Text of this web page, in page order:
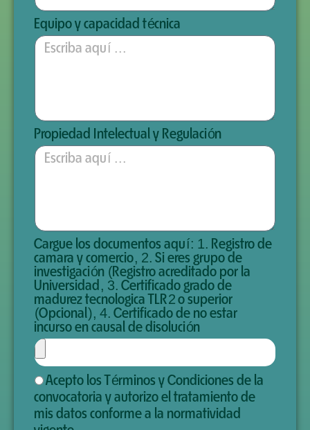
Equipo y capacidad técnica
Propiedad Intelectual y Regulación
Cargue los documentos aquí: 1. Registro de
camara y comercio, 2. Si eres grupo de
investigación (Registro acreditado por la
Universidad, 3. Certificado grado de
madurez tecnologica TLR2 o superior
(Opcional), 4. Certificado de no estar
incurso en causal de disolución
Acepto los Términos y Condiciones de la
convocatoria y autorizo el tratamiento de
mis datos conforme a la normatividad